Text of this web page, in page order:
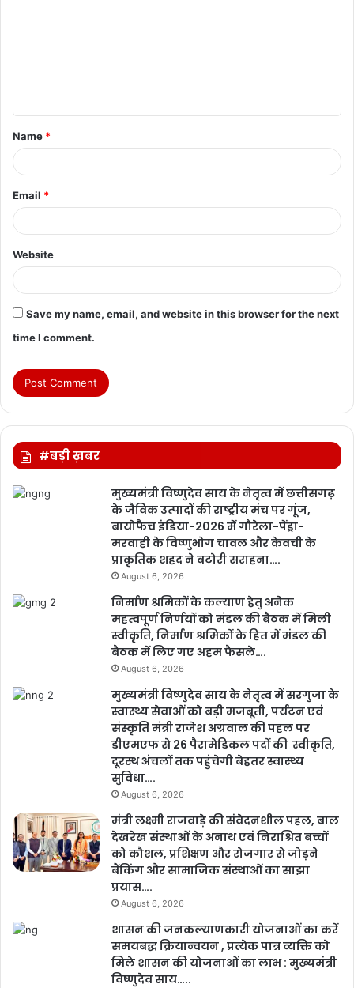
t
*
Name *
Email *
Website
Save my name, email, and website in this browser for the next
time I comment.
#बड़ी ख़बर
मुख्यमंत्री विष्णुदेव साय के नेतृत्व में छत्तीसगढ़
के जैविक उत्पादों की राष्ट्रीय मंच पर गूंज,
बायोफैच इंडिया-2026 में गौरेला-पेंड्रा-
मरवाही के विष्णुभोग चावल और केवची के
प्राकृतिक शहद ने बटोरी सराहना….
August 6, 2026
निर्माण श्रमिकों के कल्याण हेतु अनेक
महत्वपूर्ण निर्णयों को मंडल की बैठक में मिली
स्वीकृति, निर्माण श्रमिकों के हित में मंडल की
बैठक में लिए गए अहम फैसले….
August 6, 2026
मुख्यमंत्री विष्णुदेव साय के नेतृत्व में सरगुजा के
स्वास्थ्य सेवाओं को बड़ी मजबूती, पर्यटन एवं
संस्कृति मंत्री राजेश अग्रवाल की पहल पर
डीएमएफ से 26 पैरामेडिकल पदों की स्वीकृति,
दूरस्थ अंचलों तक पहुंचेगी बेहतर स्वास्थ्य
सुविधा….
August 6, 2026
मंत्री लक्ष्मी राजवाड़े की संवेदनशील पहल, बाल
देखरेख संस्थाओं के अनाथ एवं निराश्रित बच्चों
को कौशल, प्रशिक्षण और रोजगार से जोड़ने
बैंकिंग और सामाजिक संस्थाओं का साझा
प्रयास….
August 6, 2026
शासन की जनकल्याणकारी योजनाओं का करें
समयबद्ध क्रियान्वयन , प्रत्येक पात्र व्यक्ति को
मिले शासन की योजनाओं का लाभ : मुख्यमंत्री
विष्णुदेव साय…..